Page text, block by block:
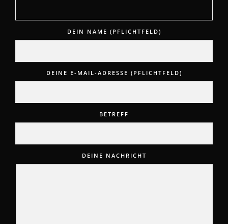
DEIN NAME (PFLICHTFELD)
DEINE E-MAIL-ADRESSE (PFLICHTFELD)
BETREFF
DEINE NACHRICHT